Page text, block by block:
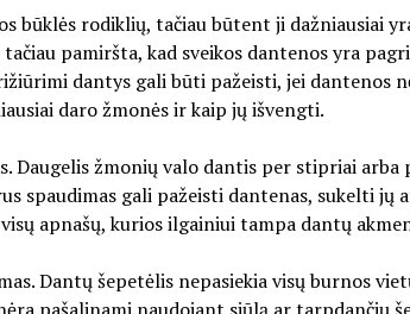
būklės rodiklių, tačiau būtent ji dažniausiai
pamiršta, kad sveikos dantenos yra
dantys gali būti pažeisti, jei dantenos
daro žmonės ir kaip jų išvengti.
Daugelis žmonių valo dantis per stipriai
spaudimas gali pažeisti dantenas, sukelti jų
apnašų, kurios ilgainiui tampa dantų
Dantų šepetėlis nepasiekia visų burnos